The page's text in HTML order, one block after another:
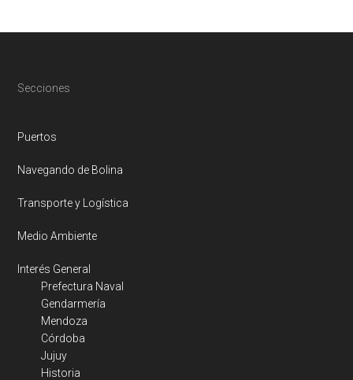
Footer
Secciones
Puertos
Navegando de Bolina
Transporte y Logística
Medio Ambiente
Interés General
Prefectura Naval
Gendarmería
Mendoza
Córdoba
Jujuy
Historia